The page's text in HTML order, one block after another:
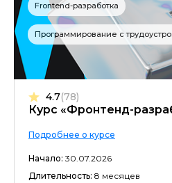
Fullstack-разработка
Ручное тестирование
Frontend-разработка
Программирование с
Курс «Фронтенд-
4.7(78)
Подробнее о курсе
Начало: 30.07.2026
Длительность: 8 месяцев